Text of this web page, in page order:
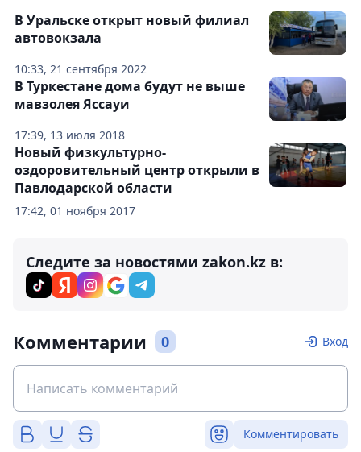
10:33, 21 сентября 2022
В Уральске открыт новый филиал
автовокзала
17:39, 13 июля 2018
В Туркестане дома будут не выше
мавзолея Яссауи
17:42, 01 ноября 2017
Новый физкультурно-
оздоровительный центр открыли в
Павлодарской области
Следите за новостями zakon.kz в:
Комментарии 0 Вход
Комментировать